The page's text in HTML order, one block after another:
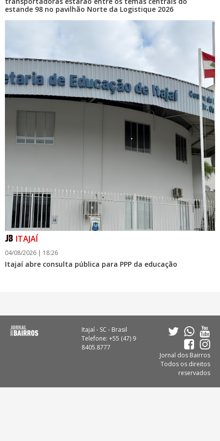
08/08/2026 | 07:00
Teatro Bruno Nitz terá concerto “Rock ao Piano” neste
BALNEÁRIO CAMBORIÚ
05/08/2026 | 17:58
Três ruas de Balneário Camboriú recebem requalificação
estande 98 no pavilhão Norte da Logistique 2026
ITAJAÍ
04/08/2026 | 18:26
Itajaí abre consulta pública para PPP da educação
Itajaí - SC - Brasil
Telefone: +55 (47) 9
8405.8777
Jornal dos Bairros
Todos os direitos
reservados